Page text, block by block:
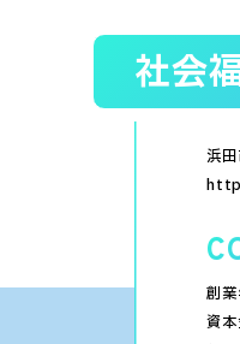
社会
浜
創
資